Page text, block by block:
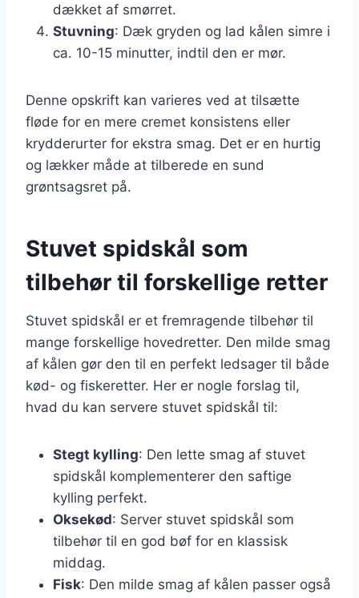
dækket af smørret.
Stuvning: Dæk gryden og lad kålen simre i
ca. 10-15 minutter, indtil den er mør.
Denne opskrift kan varieres ved at tilsætte
fløde for en mere cremet konsistens eller
krydderurter for ekstra smag. Det er en hurtig
og lækker måde at tilberede en sund
grøntsagsret på.
Stuvet spidskål som
tilbehør til forskellige retter
Stuvet spidskål er et fremragende tilbehør til
mange forskellige hovedretter. Den milde smag
af kålen gør den til en perfekt ledsager til både
kød- og fiskeretter. Her er nogle forslag til,
hvad du kan servere stuvet spidskål til:
Stegt kylling: Den lette smag af stuvet
spidskål komplementerer den saftige
kylling perfekt.
Oksekød: Server stuvet spidskål som
tilbehør til en god bøf for en klassisk
middag.
Fisk: Den milde smag af kålen passer også